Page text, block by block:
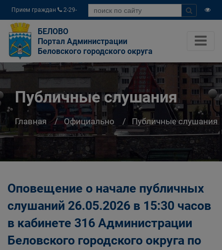
Прием граждан
2-29-
04
БЕЛОВО
Портал Администрации
Беловского городского округа
Публичные слушания
Главная Официально Публичные слушания
Оповещение о начале публичных
слушаний 26.05.2026 в 15:30 часов
в кабинете 316 Администрации
Беловского городского округа по